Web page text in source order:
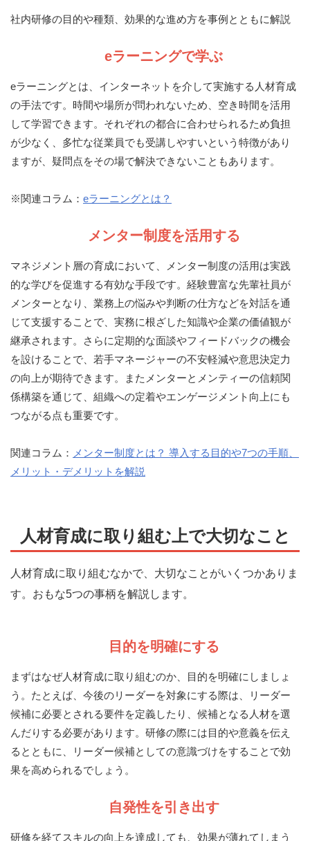
社内研修の目的や種類、効果的な進め方を事例とともに解説
eラーニングで学ぶ
eラーニングとは、インターネットを介して実施する人材育成
の手法です。時間や場所が問われないため、空き時間を活用
して学習できます。それぞれの都合に合わせられるため負担
が少なく、多忙な従業員でも受講しやすいという特徴があり
ますが、疑問点をその場で解決できないこともあります。
※関連コラム： eラーニングとは？
メンター制度を活用する
マネジメント層の育成において、メンター制度の活用は実践
的な学びを促進する有効な手段です。経験豊富な先輩社員が
メンターとなり、業務上の悩みや判断の仕方などを対話を通
じて支援することで、実務に根ざした知識や企業の価値観が
継承されます。さらに定期的な面談やフィードバックの機会
を設けることで、若手マネージャーの不安軽減や意思決定力
の向上が期待できます。またメンターとメンティーの信頼関
係構築を通じて、組織への定着やエンゲージメント向上にも
つながる点も重要です。
関連コラム： メンター制度とは？ 導入する目的や7つの手順、
メリット・デメリットを解説
人材育成に取り組む上で大切なこと
人材育成に取り組むなかで、大切なことがいくつかありま
す。おもな5つの事柄を解説します。
目的を明確にする
まずはなぜ人材育成に取り組むのか、目的を明確にしましょ
う。たとえば、今後のリーダーを対象にする際は、リーダー
候補に必要とされる要件を定義したり、候補となる人材を選
んだりする必要があります。研修の際には目的や意義を伝え
るとともに、リーダー候補としての意識づけをすることで効
果を高められるでしょう。
自発性を引き出す
研修を経てスキルの向上を達成しても、効果が薄れてしまう